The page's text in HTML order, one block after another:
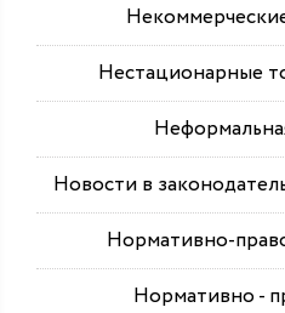
Нестационарные
Новости в
Нормативно-
Нормативно -